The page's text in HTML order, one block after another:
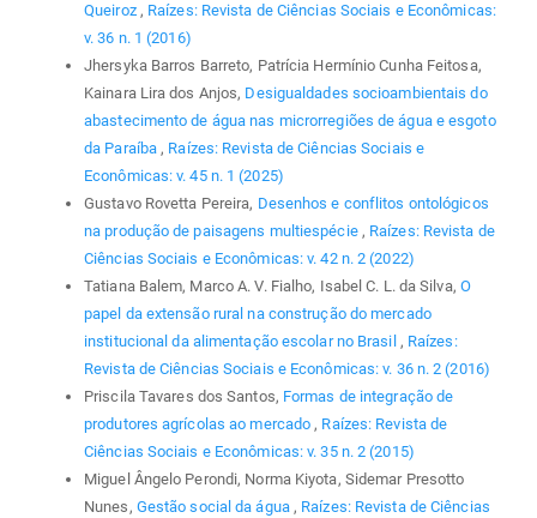
Queiroz , Raízes: Revista de Ciências Sociais e Econômicas:
v. 36 n. 1 (2016)
Jhersyka Barros Barreto, Patrícia Hermínio Cunha Feitosa,
Kainara Lira dos Anjos, Desigualdades socioambientais do
abastecimento de água nas microrregiões de água e esgoto
da Paraíba , Raízes: Revista de Ciências Sociais e
Econômicas: v. 45 n. 1 (2025)
Gustavo Rovetta Pereira, Desenhos e conflitos ontológicos
na produção de paisagens multiespécie , Raízes: Revista de
Ciências Sociais e Econômicas: v. 42 n. 2 (2022)
Tatiana Balem, Marco A. V. Fialho, Isabel C. L. da Silva, O
papel da extensão rural na construção do mercado
institucional da alimentação escolar no Brasil , Raízes:
Revista de Ciências Sociais e Econômicas: v. 36 n. 2 (2016)
Priscila Tavares dos Santos, Formas de integração de
produtores agrícolas ao mercado , Raízes: Revista de
Ciências Sociais e Econômicas: v. 35 n. 2 (2015)
Miguel Ângelo Perondi, Norma Kiyota, Sidemar Presotto
Nunes, Gestão social da água , Raízes: Revista de Ciências